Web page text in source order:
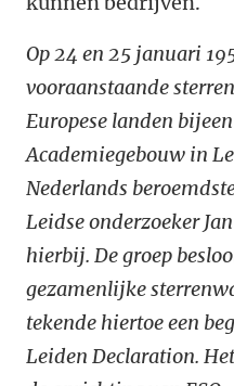
Op 24 en 25 januari
vooraanstaande
Europese landen
Academiegebouw in
Nederlands
Leidse onderzoeker
hierbij. De groep
gezamenlijke
tekende hiertoe een
Leiden Declaration.